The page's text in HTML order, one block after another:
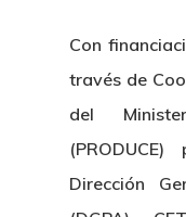
Con
través de
del
Dirección